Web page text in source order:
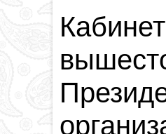
Государственные
символы
язык
Азербайджане
Национальная
валюта